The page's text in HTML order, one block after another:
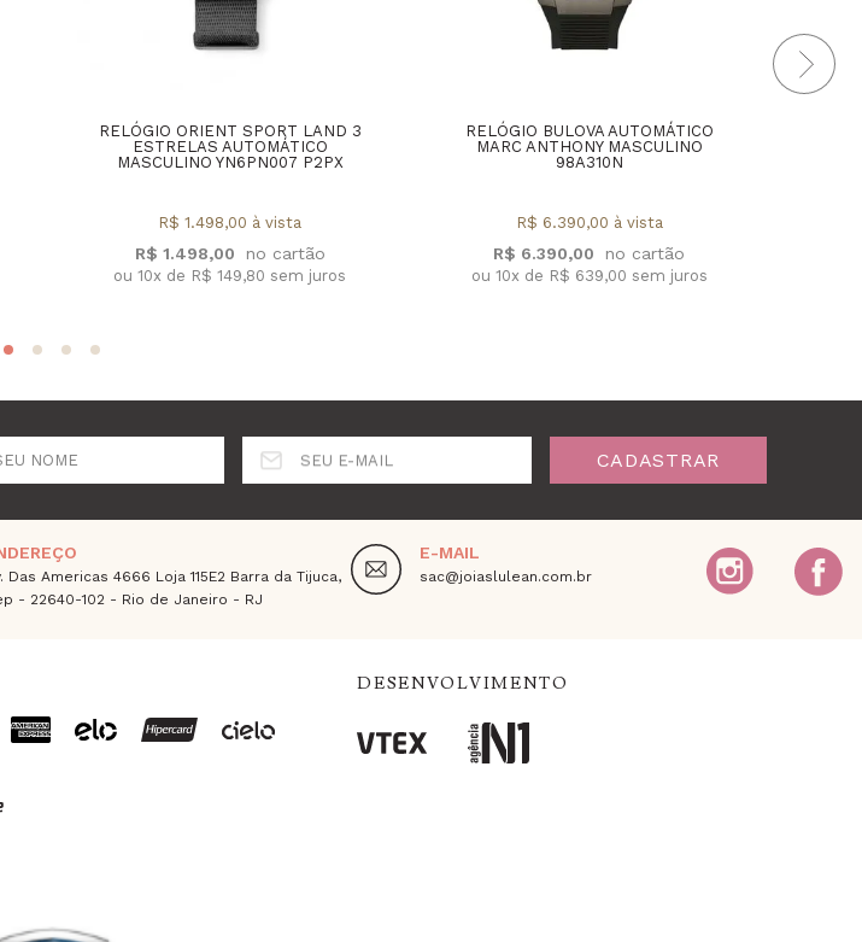
RELÓGIO ORIENT SPORT LAND 3
ESTRELAS AUTOMÁTICO
MASCULINO YN6PN007 P2PX
R$ 1.498,00
R$ 1.498,00 à vista
ou 10x de R$ 149,80 sem juros
RELÓGIO BULOVA AUTOMÁTICO
MARC ANTHONY MASCULINO
98A310N
R$ 6.390,00
R$ 6.390,00 à vista
ou 10x de R$ 639,00 sem juros
NOME SEU E-MAIL CADASTRAR
Das Americas 4666 Loja 115E2 Barra da Tijuca,
- 22640-102 - Rio de Janeiro - RJ
E-MAIL
sac@joiaslulean.com.br
DESENVOLVIMENTO